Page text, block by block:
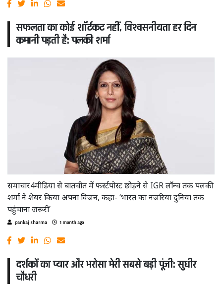
सफलता का कोई शॉर्टकट नहीं, विश्वसनीयता हर दिन
कमानी पड़ती है: पलकी शर्मा
समाचार4मीडिया से बातचीत में फर्स्टपोस्ट छोड़ने से IGR लॉन्च तक पलकी
शर्मा ने शेयर किया अपना विजन, कहा- ‘भारत का नजरिया दुनिया तक
पहुंचाना जरूरी’
pankaj sharma 1 month ago
दर्शकों का प्यार और भरोसा मेरी सबसे बड़ी पूंजी: सुधीर
चौधरी